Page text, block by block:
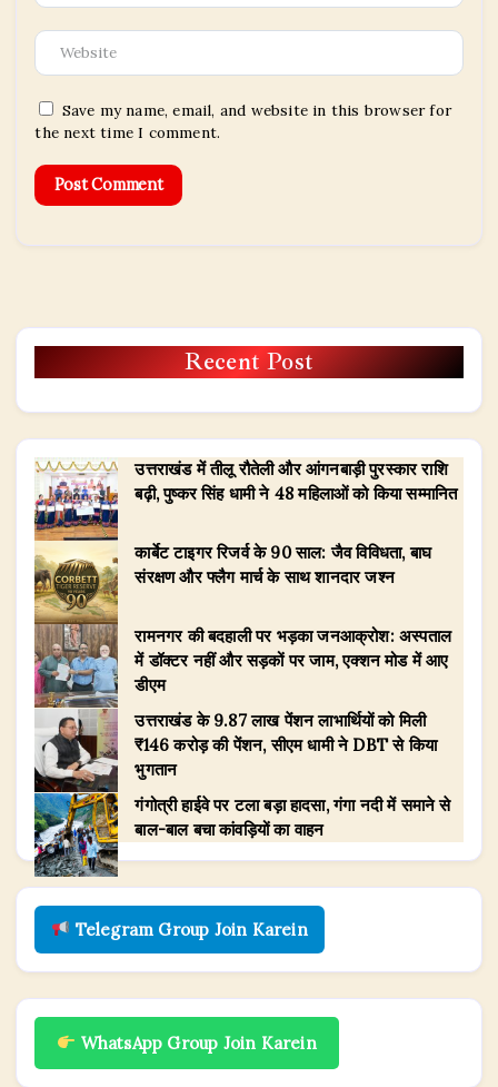
Save my name, email, and website in this browser for
the next time I comment.
Recent Post
उत्तराखंड में तीलू रौतेली और आंगनबाड़ी पुरस्कार राशि
बढ़ी, पुष्कर सिंह धामी ने 48 महिलाओं को किया सम्मानित
कार्बेट टाइगर रिजर्व के 90 साल: जैव विविधता, बाघ
संरक्षण और फ्लैग मार्च के साथ शानदार जश्न
रामनगर की बदहाली पर भड़का जनआक्रोश: अस्पताल
में डॉक्टर नहीं और सड़कों पर जाम, एक्शन मोड में आए
डीएम
उत्तराखंड के 9.87 लाख पेंशन लाभार्थियों को मिली
₹146 करोड़ की पेंशन, सीएम धामी ने DBT से किया
भुगतान
गंगोत्री हाईवे पर टला बड़ा हादसा, गंगा नदी में समाने से
बाल-बाल बचा कांवड़ियों का वाहन
Telegram Group Join Karein
WhatsApp Group Join Karein